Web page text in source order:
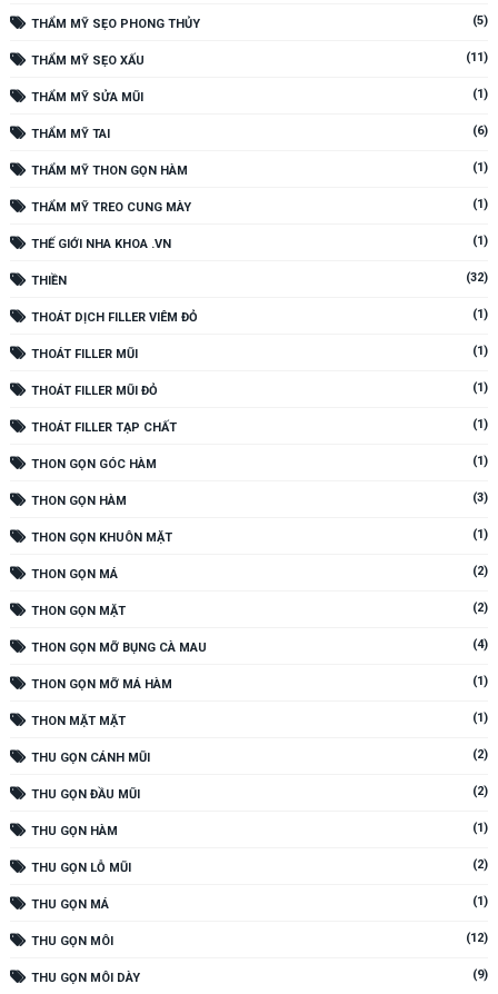
THẨM MỸ SẸO PHONG THỦY (5)
THẨM MỸ SẸO XẤU (11)
THẨM MỸ SỬA MŨI (1)
THẨM MỸ TAI (6)
THẨM MỸ THON GỌN HÀM (1)
THẨM MỸ TREO CUNG MÀY (1)
THẾ GIỚI NHA KHOA .VN (1)
THIỀN (32)
THOÁT DỊCH FILLER VIÊM ĐỎ (1)
THOÁT FILLER MŨI (1)
THOÁT FILLER MŨI ĐỎ (1)
THOÁT FILLER TẠP CHẤT (1)
THON GỌN GÓC HÀM (1)
THON GỌN HÀM (3)
THON GỌN KHUÔN MẶT (1)
THON GỌN MÁ (2)
THON GỌN MẶT (2)
THON GỌN MỠ BỤNG CÀ MAU (4)
THON GỌN MỠ MÁ HÀM (1)
THON MẶT MẶT (1)
THU GỌN CÁNH MŨI (2)
THU GỌN ĐẦU MŨI (2)
THU GỌN HÀM (1)
THU GỌN LỖ MŨI (2)
THU GỌN MÁ (1)
THU GỌN MÔI (12)
THU GỌN MÔI DÀY (9)